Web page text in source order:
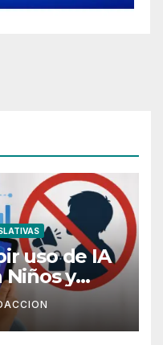
uso de IA
Niños y